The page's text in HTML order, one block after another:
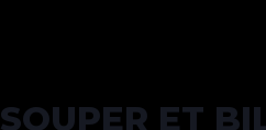
SOUPER ET